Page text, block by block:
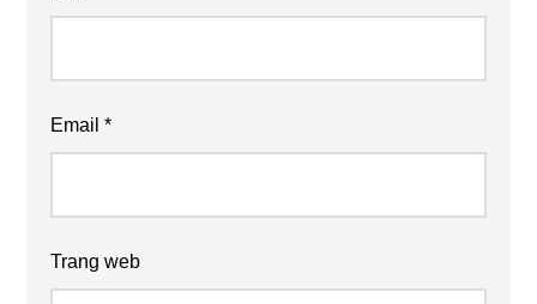
Email*
Trang web